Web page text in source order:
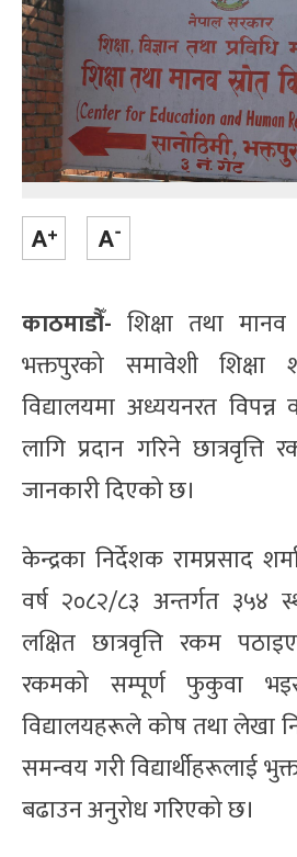
काठमाडौँ- शिक्षा तथा
भक्तपुरको समावेशी शिक्षा
विद्यालयमा अध्ययनरत विपन्न
लागि प्रदान गरिने
जानकारी दिएको छ।
केन्द्रका निर्देशक रामप्रसाद
वर्ष २०८२/८३ अन्तर्गत ३५४
लक्षित छात्रवृत्ति रकम
रकमको सम्पूर्ण फुकुवा
विद्यालयहरूले कोष तथा लेखा
समन्वय गरी विद्यार्थीहरूलाई
बढाउन अनुरोध गरिएको छ।